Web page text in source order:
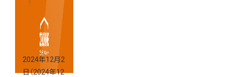
2024年12月2
日（2024年12